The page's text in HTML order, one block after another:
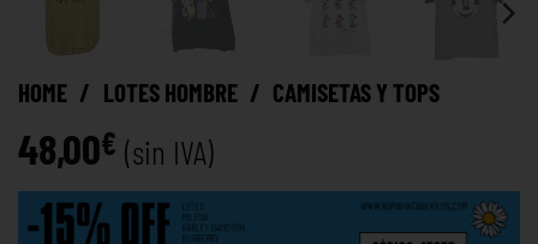
HOME / LOTES HOMBRE / CAMISETAS Y TOPS
48,00€ (sin IVA)